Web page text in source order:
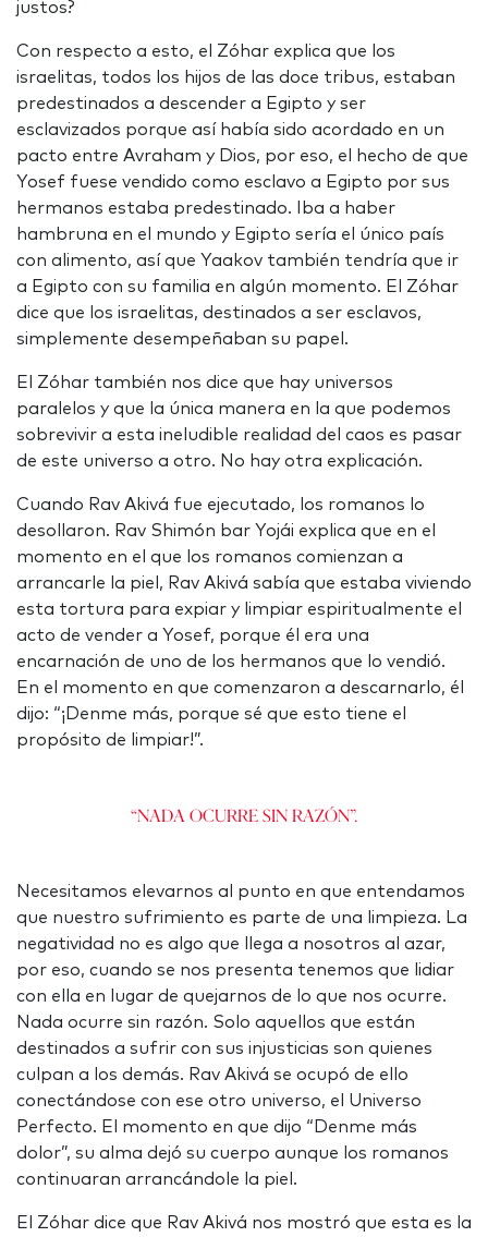
justos?
Con respecto a esto, el Zóhar explica que los
israelitas, todos los hijos de las doce tribus, estaban
predestinados a descender a Egipto y ser
esclavizados porque así había sido acordado en un
pacto entre Avraham y Dios, por eso, el hecho de que
Yosef fuese vendido como esclavo a Egipto por sus
hermanos estaba predestinado. Iba a haber
hambruna en el mundo y Egipto sería el único país
con alimento, así que Yaakov también tendría que ir
a Egipto con su familia en algún momento. El Zóhar
dice que los israelitas, destinados a ser esclavos,
simplemente desempeñaban su papel.
El Zóhar también nos dice que hay universos
paralelos y que la única manera en la que podemos
sobrevivir a esta ineludible realidad del caos es pasar
de este universo a otro. No hay otra explicación.
Cuando Rav Akivá fue ejecutado, los romanos lo
desollaron. Rav Shimón bar Yojái explica que en el
momento en el que los romanos comienzan a
arrancarle la piel, Rav Akivá sabía que estaba viviendo
esta tortura para expiar y limpiar espiritualmente el
acto de vender a Yosef, porque él era una
encarnación de uno de los hermanos que lo vendió.
En el momento en que comenzaron a descarnarlo, él
dijo: “¡Denme más, porque sé que esto tiene el
propósito de limpiar!”.
“Nada ocurre sin razón”.
Necesitamos elevarnos al punto en que entendamos
que nuestro sufrimiento es parte de una limpieza. La
negatividad no es algo que llega a nosotros al azar,
por eso, cuando se nos presenta tenemos que lidiar
con ella en lugar de quejarnos de lo que nos ocurre.
Nada ocurre sin razón. Solo aquellos que están
destinados a sufrir con sus injusticias son quienes
culpan a los demás. Rav Akivá se ocupó de ello
conectándose con ese otro universo, el Universo
Perfecto. El momento en que dijo “Denme más
dolor”, su alma dejó su cuerpo aunque los romanos
continuaran arrancándole la piel.
El Zóhar dice que Rav Akivá nos mostró que esta es la